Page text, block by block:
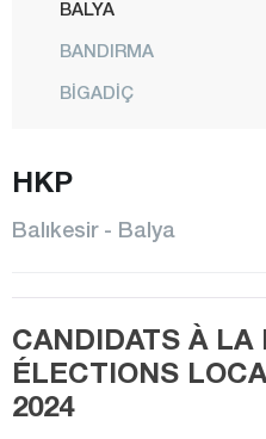
BALYA
BANDIRMA
BİGADİÇ
DURSUNBEY
EDREMİT
GÖMEÇ
GÖNEN
HAVRAN
HKP
Balıkesir - Balya
CANDIDATS À LA
ÉLECTIONS
2024